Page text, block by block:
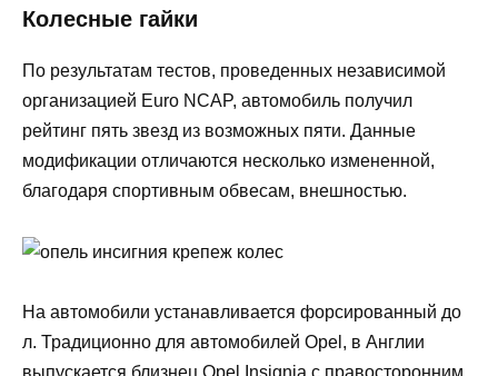
Колесные гайки
По результатам тестов, проведенных независимой
организацией Euro NCAP, автомобиль получил
рейтинг пять звезд из возможных пяти. Данные
модификации отличаются несколько измененной,
благодаря спортивным обвесам, внешностью.
На автомобили устанавливается форсированный до
л. Традиционно для автомобилей Opel, в Англии
выпускается близнец Opel Insignia с правосторонним